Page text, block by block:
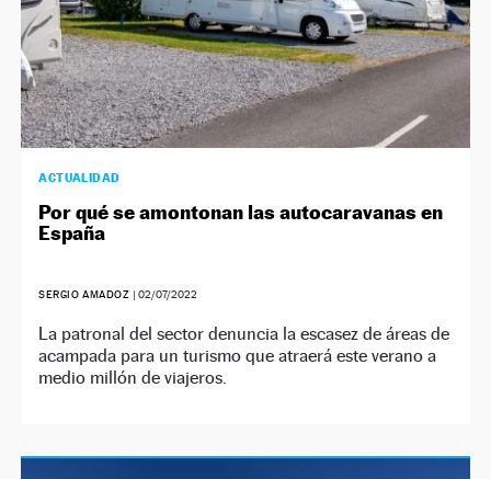
ACTUALIDAD
Por qué se amontonan las autocaravanas en
España
SERGIO AMADOZ | 02/07/2022
La patronal del sector denuncia la escasez de áreas de
acampada para un turismo que atraerá este verano a
medio millón de viajeros.